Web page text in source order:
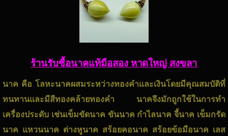
ร้านรับซื้อนาคแท้มือสอง หาดใหญ่ สงขลา
นาค คือ โลหะนาคผสมระหว่างทองคำและเงินโดยมีคุณสมบัติที่
ทนทานและมีสีทองคล้ายทองคำ นาคจึงมักถูกใช้ในการทำ
เครื่องประดับ เช่นเข็มขัดนาค ขันนาค กำไลนาค จี้นาค เข็มกรัด
นาค แหวนนาค ต่างหูนาค สร้อยคอนาค สร้อยข้อมือนาค เลส